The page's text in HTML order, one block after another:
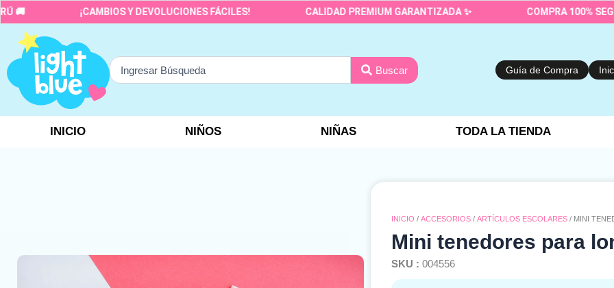
Ir
al
contenido
¡CAMBIOS Y DEVOLUCIONES FÁCILES! CALIDAD PREMIUM GARANTIZADA ✨ COMPRA 100% SEGURA Y
Search
...
Buscar Guía de Compra
INICIO NIÑOS NIÑAS TODA LA TIENDA
INICIO / ACCESORIOS/ ARTÍCULOS ESCOLARES/ MINI
Mini tenedores para
SKU : 004556